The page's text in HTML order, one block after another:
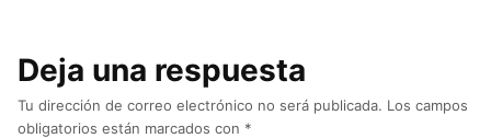
Deja una respuesta
Tu dirección de correo electrónico no será publicada. Los campos
obligatorios están marcados con *